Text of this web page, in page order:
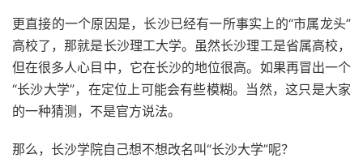
更直接的一个原因是，长沙已经有一所事实上的“市属龙头”
高校了，那就是长沙理工大学。虽然长沙理工是省属高校，
但在很多人心目中，它在长沙的地位很高。如果再冒出一个
“长沙大学”，在定位上可能会有些模糊。当然，这只是大家
的一种猜测，不是官方说法。
那么，长沙学院自己想不想改名叫“长沙大学”呢？